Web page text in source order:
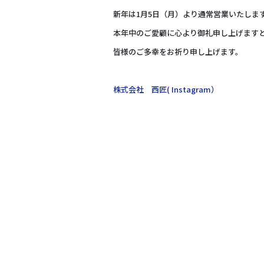
新年は1月5日（月）より通常営業いたします
本年中のご愛顧に心より御礼申し上げます
皆様のご多幸をお祈り申し上げます。
株式会社 西匠( Instagram）